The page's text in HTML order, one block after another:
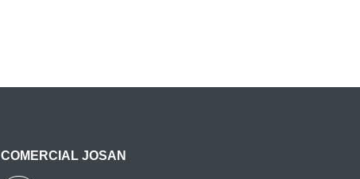
COMERCIAL JOSAN